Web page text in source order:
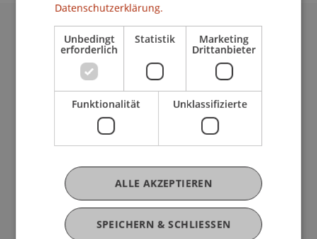
Universität Liechtenstein
Fürst-Franz-Josef-Strasse
Liechtenstein
T +423 265 11 11
Fußzeile Rechtliche Hinweise
Rechtssammlung
Datenschutzerklärung
Disclaimer
Impressum
Fußzeile Subdomain-Verzeichnis
Datenschutzerklärung.
Unbedingt
erforderlich
Statistik Marketing
Drittanbieter
Funktionalität Unklassifizierte
SPEICHERN & SCHLIESSEN
ALLE AKZEPTIEREN